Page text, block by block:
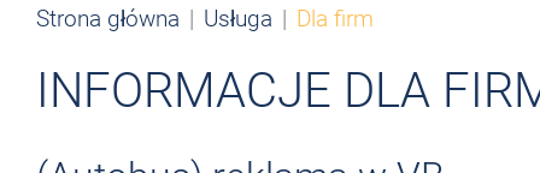
Strona główna Usługa Dla firm
INFORMACJE DLA